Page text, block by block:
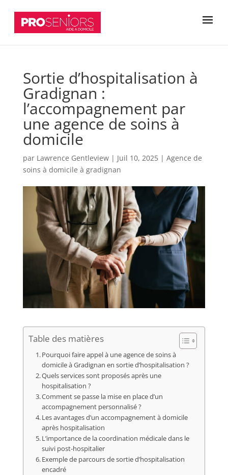
Sortie d’hospitalisation à
Gradignan :
l’accompagnement par
une agence de soins à
domicile
par Lawrence Gentleview| Juil 10, 2025| Agence de
soins à domicile à gradignan
Table des matières
Pourquoi faire appel à une agence de soins à
domicile à Gradignan en sortie d’hospitalisation ?
Quels services sont proposés après une
hospitalisation ?
Comment se passe la mise en place d’un
accompagnement personnalisé ?
Les avantages d’un accompagnement à domicile
après hospitalisation
L’importance de la coordination médicale dans le
suivi post-hospitalier
Exemple de parcours de sortie d’hospitalisation
encadré